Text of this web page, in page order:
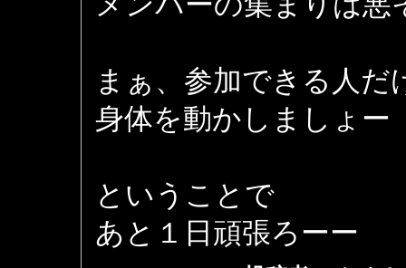
まぁ、参加できる人だ
身体を動かしましょー
ということで
あと１日頑張ろーー